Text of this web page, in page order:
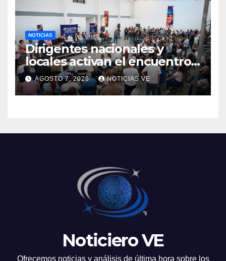
NOTICIAS
Dirigentes nacionales y
locales activan el encuentro
«Repensando a Venezuela»
para impulsar propuestas
desde las comunidades
AGOSTO 7, 2026 NOTICIAS VE
Noticiero VE
Ofrecemos noticias y análisis de última hora sobre los